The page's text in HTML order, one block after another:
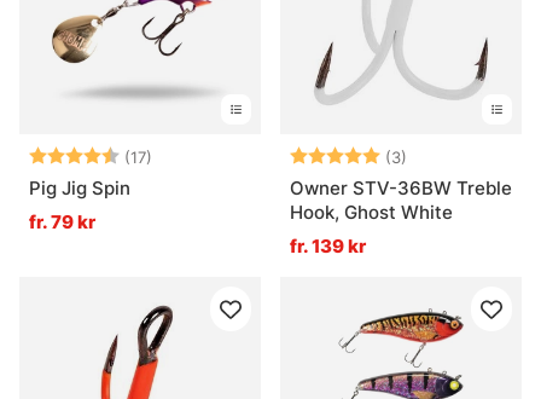
Betyg: (17)
4.7 utav 5 stjärnor
Pig Jig Spin
fr. 79 kr
Betyg: (3)
Owner STV-36BW Treble
Hook, Ghost White
fr. 139 kr